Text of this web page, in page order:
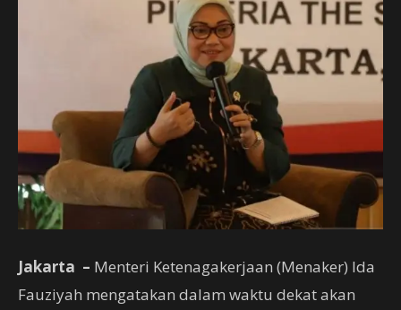
Jakarta – Menteri Ketenagakerjaan (Menaker) Ida
Fauziyah mengatakan dalam waktu dekat akan